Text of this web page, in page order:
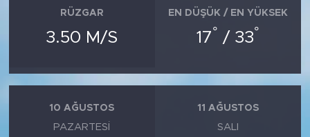
RÜZGAR
3.50 M/S
EN DÜŞÜK / EN YÜKSEK
17° / 33°
10 AĞUSTOS
PAZARTESI
11 AĞUSTOS
SALI